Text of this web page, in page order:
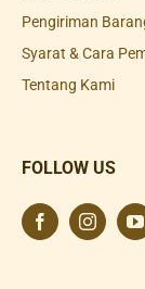
Pengiriman
Syarat & Cara
Tentang Kami
FOLLOW US